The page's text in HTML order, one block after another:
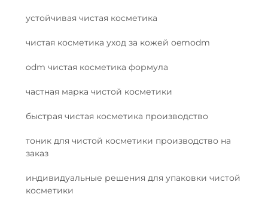
устойчивая чистая косметика
чистая косметика уход за кожей oemodm
odm чистая косметика формула
частная марка чистой косметики
быстрая чистая косметика производство
тоник для чистой косметики производство на
заказ
индивидуальные решения для упаковки чистой
косметики